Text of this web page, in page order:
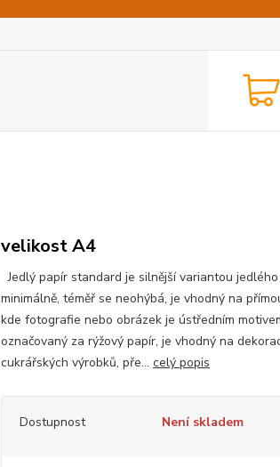
velikost A4
Jedlý papír standard je silnější variantou
minimálně, téměř se neohýbá, je vhodný na
kde fotografie nebo obrázek je ústředním
označovaný za rýžový papír, je vhodný na
cukrářských výrobků, pře... celý popis
Dostupnost Není skladem